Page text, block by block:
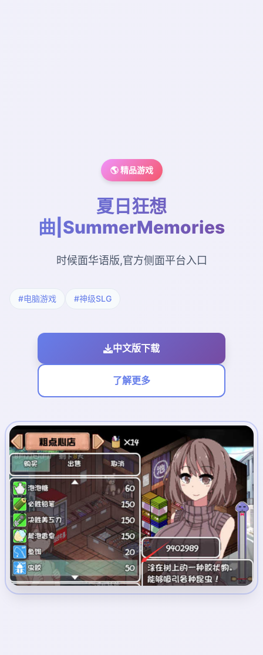
🌎 精品游戏
夏日狂想
曲|SummerMemories
时候面华语版,官方侧面平台入口
#电脑游戏 #神级SLG
中文版下载
了解更多